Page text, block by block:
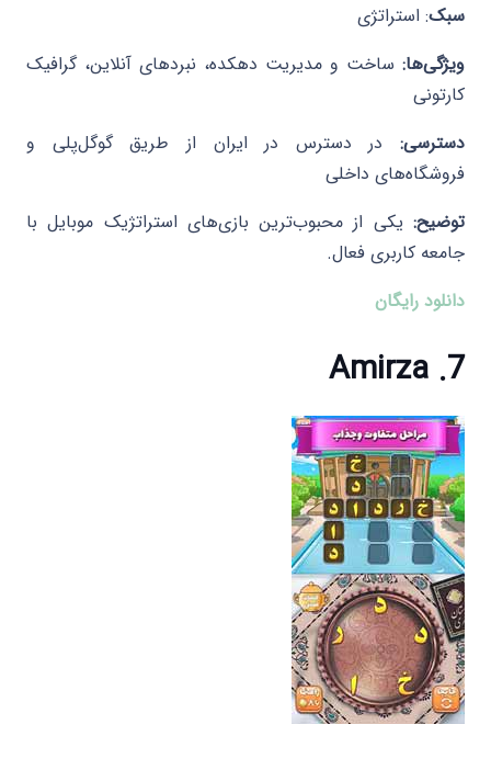
سبک: استراتژی
ویژگی‌ها: ساخت و مدیریت دهکده، نبردهای آنلاین، گرافیک
کارتونی
دسترسی: در دسترس در ایران از طریق گوگل‌پلی و
فروشگاه‌های داخلی
توضیح: یکی از محبوب‌ترین بازی‌های استراتژیک موبایل با
جامعه کاربری فعال.​
دانلود رایگان
7. Amirza